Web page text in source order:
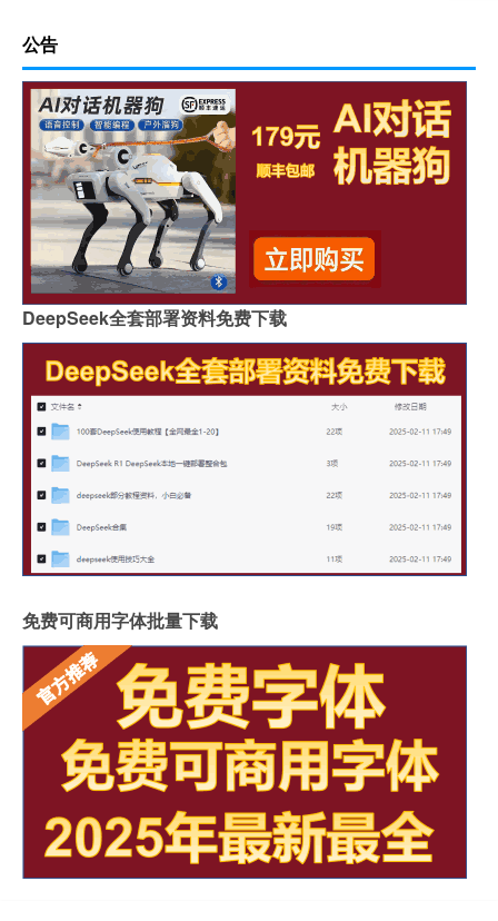
公告
DeepSeek全套部署资料免费下载
免费可商用字体批量下载